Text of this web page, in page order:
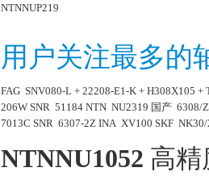
NTNNUP219
用户关注最多的
FAG SNV080-L + 22208-E1-K + H308X105 +
206W SNR 51184 NTN NU2319 国产 6308/
7013C SNR 6307-2Z INA XV100 SKF
NTNNU1052 高精